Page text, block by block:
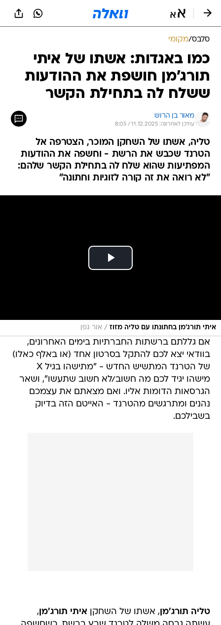
סלבס/מקומי
כמו באגדות: אשתו של איתי
תורג'מן חושפת את ההודעות
ששלח לה בתחילת הקשר
מאור בן הרוש
עודכן לאחרונה: 11.12.2025 / 8:05
טליה, אשתו של השחקן המוכר, הצטרפה אל
הטרנד שכבש את הרשת - וחשפה את ההודעות
המפתיעות שהוא שלח לה בתחילת הקשר שלהם:
"לא רואה את זה קורה לזוגיות וחתונה"
איתי תורג'מן בחתונתו עם טליה מזוז / אור גפן
אם גללתם ברשתות החברתיות בימים האחרונים,
בוודאי יצא לכם להתקל בסרטון אחד (או באלף כאלו)
של הטרנד המתשיש החדש - "מתישהו בגיל X
מישהו יגיד לכם מה חשוב/לא חשוב שתעשו", ושאר
הגרסאות הדומות אליו. ואם מצאתם את עצמכם
נהנים ומתרגשים מהטרנד - האייטם הזה בדיוק
בשבילכם.
טליה תורג'מן, אשתו של השחקן איתי תורג'מן,